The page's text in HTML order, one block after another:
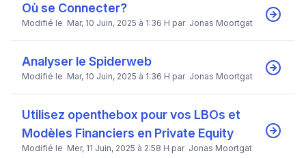
Où se Connecter?
Modifié le Mar, 10 Juin, 2025 à 1:36 H par Jonas Moortgat
Analyser le Spiderweb
Modifié le Mar, 10 Juin, 2025 à 1:36 H par Jonas Moortgat
Utilisez openthebox pour vos LBOs et
Modèles Financiers en Private Equity
Modifié le Mer, 11 Juin, 2025 à 2:58 H par Jonas Moortgat